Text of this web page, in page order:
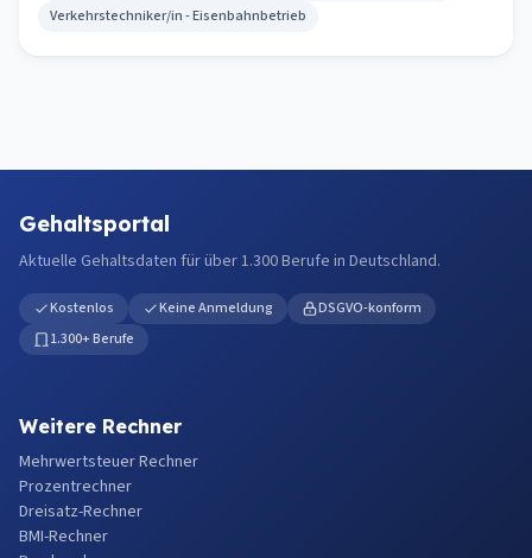
Verkehrstechniker/in - Eisenbahnbetrieb
Gehaltsportal
Aktuelle Gehaltsdaten für über 1.300 Berufe in Deutschland.
Kostenlos Keine Anmeldung
DSGVO-konform
1.300+ Berufe
Weitere Rechner
Mehrwertsteuer Rechner
Prozentrechner
Dreisatz-Rechner
BMI-Rechner